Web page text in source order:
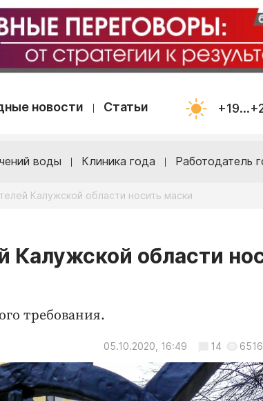
новости Статьи
воды Клиника года Работодатель
Калужской области носить маски
Калужской области
требования.
05.10.2020, 16:49 14 6516